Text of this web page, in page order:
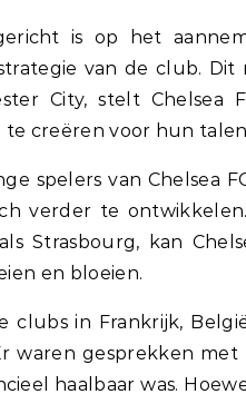
is op het
van de club. Dit
City, stelt Chelsea
creëren voor hun
spelers van Chelsea
verder te
Strasbourg, kan
en bloeien.
in Frankrijk,
waren gesprekken met
haalbaar was.